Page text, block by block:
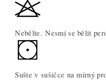
Nebělte. Nesmí se bělit
Sušte v sušičce na mírný